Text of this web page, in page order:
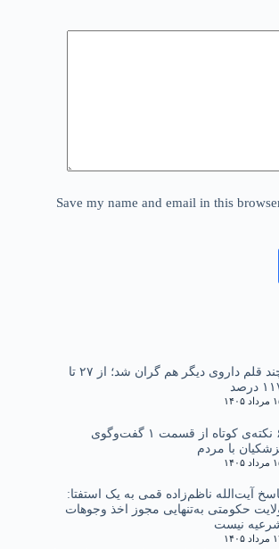
Save my name and email in this
چند قلم داروی دیگر هم گران شد؛ از ۲۷ تا
درصد
۱۴۰۵
۶ نکته‌ی کوتاه از قسمت ۱ گفت‌وگوی
با مردم
۱۴۰۵
آیت‌الله ناظم‌زاده قمی به یک استفتا:
حکومتی به‌تنهایی مجوز اخذ وجوهات
نیست
۱۴۰۵